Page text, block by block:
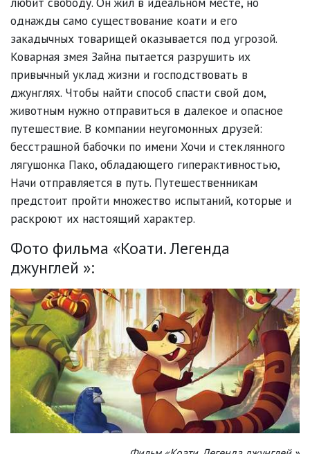
однажды само существование коати и его
закадычных товарищей оказывается под угрозой.
Коварная змея Зайна пытается разрушить их
привычный уклад жизни и господствовать в
джунглях. Чтобы найти способ спасти свой дом,
животным нужно отправиться в далекое и опасное
путешествие. В компании неугомонных друзей:
бесстрашной бабочки по имени Хочи и стеклянного
лягушонка Пако, обладающего гиперактивностью,
Начи отправляется в путь. Путешественникам
предстоит пройти множество испытаний, которые и
раскроют их настоящий характер.
Фото фильма «Коати. Легенда
джунглей »: